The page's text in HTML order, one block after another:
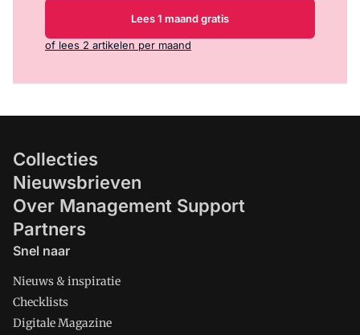
Lees 1 maand gratis
of lees 2 artikelen per maand
Collecties
Nieuwsbrieven
Over Management Support
Partners
Snel naar
Nieuws & inspiratie
Checklists
Digitale Magazine